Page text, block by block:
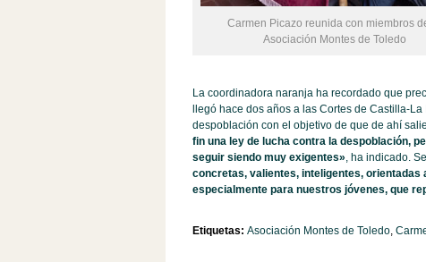
Carmen Picazo reunida con miembros
Asociación Montes de Toledo
La coordinadora naranja ha recordado que
llegó hace dos años a las Cortes de Castilla-
despoblación con el objetivo de que de ahí
fin una ley de lucha contra la despoblación,
seguir siendo muy exigentes», ha indicado.
concretas, valientes, inteligentes,
especialmente para nuestros jóvenes, que
Etiquetas: Asociación Montes de Toledo,